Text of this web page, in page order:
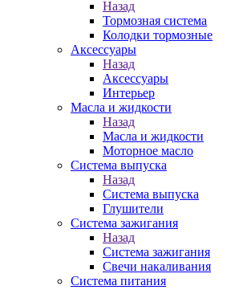
Назад
Тормозная система
Колодки тормозные
Аксессуары
Назад
Аксессуары
Интерьер
Масла и жидкости
Назад
Масла и жидкости
Моторное масло
Система выпуска
Назад
Система выпуска
Глушители
Система зажигания
Назад
Система зажигания
Свечи накаливания
Система питания